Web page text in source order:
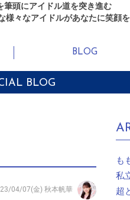
筆頭にアイドル道を突き進む
々なアイドルがあなたに笑顔
BLOG
BLOG
04/07(金)秋本帆華
も
私
超